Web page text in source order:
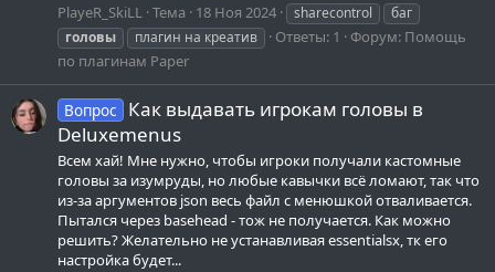
PlayeR_SkiLL Тема 18 Ноя 2024 sharecontrol
баг
головы
плагин на креатив Ответы: 1 Форум: Помощь
по плагинам Paper
Вопрос
Как выдавать игрокам головы в
Deluxemenus
Всем хай! Мне нужно, чтобы игроки получали кастомные
головы за изумруды, но любые кавычки всё ломают, так что
из-за аргументов json весь файл с менюшкой отваливается.
Пытался через basehead - тож не получается. Как можно
решить? Желательно не устанавливая essentialsx, тк его
настройка будет...